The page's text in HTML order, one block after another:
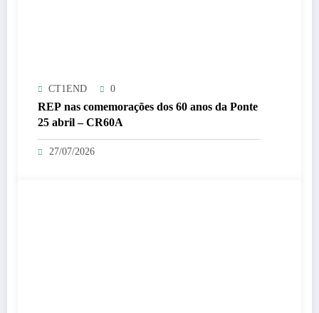
CT1END 0
REP nas comemorações dos 60 anos da Ponte
25 abril – CR60A
27/07/2026